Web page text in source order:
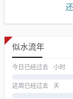
似水流年
今日已经过去 小时
这周已经过去 天